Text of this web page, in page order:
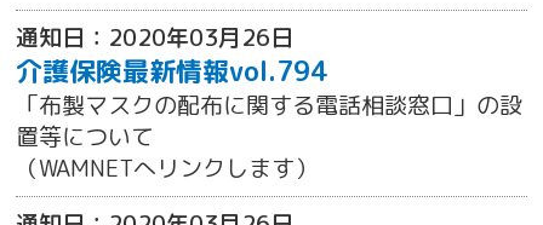
通知日：2020年03月26日
介護保険最新情報vol.794
「布製マスクの配布に関する電話相談窓口」の設
置等について
（WAMNETへリンクします）